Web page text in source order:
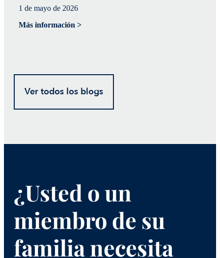
1 de mayo de 2026
Más información >
Ver todos los blogs
¿Usted o un
miembro de su
familia necesita